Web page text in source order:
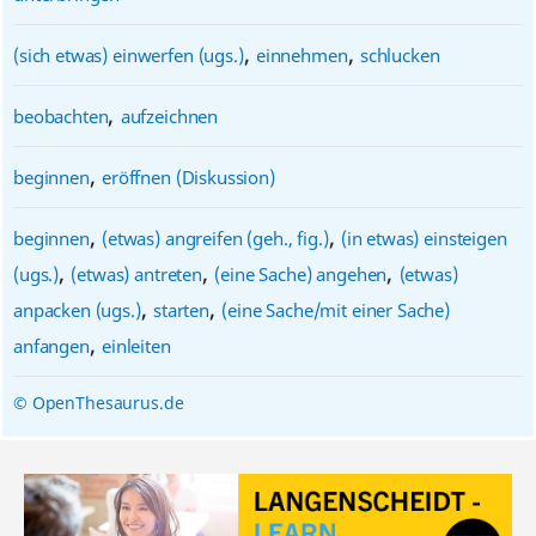
(sich etwas) einwerfen (ugs.), einnehmen, schlucken
beobachten, aufzeichnen
beginnen,eröffnen (Diskussion)
beginnen, (etwas) angreifen (geh., fig.), (in etwas) einsteigen
(ugs.), (etwas) antreten, (eine Sache) angehen, (etwas)
anpacken (ugs.), starten, (eine Sache/mit einer Sache)
anfangen,einleiten
© OpenThesaurus.de